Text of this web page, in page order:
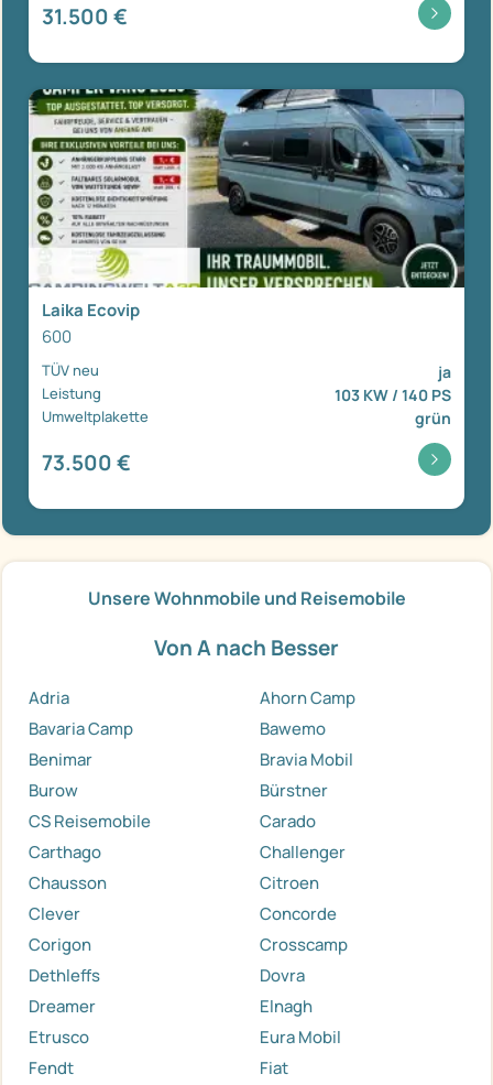
31.500 €
Laika Ecovip
600
TÜV neu ja
Leistung 103 KW / 140 PS
Umweltplakette grün
73.500 €
Unsere Wohnmobile und Reisemobile
Von A nach Besser
Adria
Ahorn Camp
Bavaria Camp
Bawemo
Benimar
Bravia Mobil
Burow
Bürstner
CS Reisemobile
Carado
Carthago
Challenger
Chausson
Citroen
Clever
Concorde
Corigon
Crosscamp
Dethleffs
Dovra
Dreamer
Elnagh
Etrusco
Eura Mobil
Fendt
Fiat